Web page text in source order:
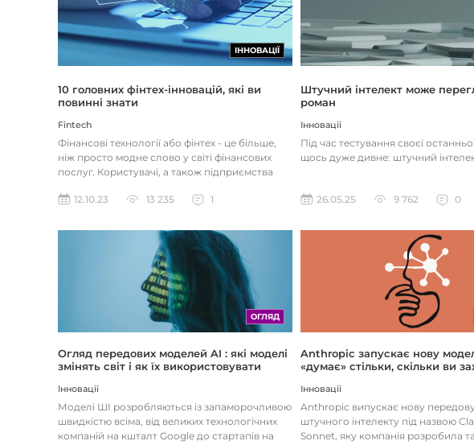
ІННОВАЦІЇ
10 головних фінтех-інновацій, які ви
повинні знати
Fintech
Фінансові технології або фінтех - це більше,
ніж просто модне слово у світі фінансових
послуг. Користувачі, а також підприємства
12.10.23
13 235 1
Штучний інтелект може
роман
Інновації
Під час тестування своєї
щось дуже дивне: штучний
26.05.25 9 762 0
ОГЛЯД
Огляд передових моделей AI : які моделі
змінять світ і як їх використовувати
Інновації
Моделі ШІ розробляються із запаморочливою
швидкістю всіма, від великих технологічних
компаній на кшталт Google до стартапів на
Anthropic запускає нову
«думає» стільки, скільки ви
Інновації
Anthropic випускає нову
штучного інтелекту під назвою
Sonnet, яку компанія розробила